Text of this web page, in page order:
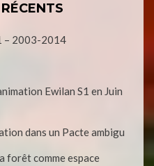
– 2003-2014
Ewilan S1 en Juin
dans un Pacte ambigu
forêt comme espace